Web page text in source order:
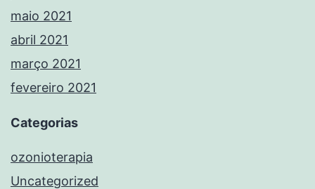
maio 2021
abril 2021
março 2021
fevereiro 2021
Categorias
ozonioterapia
Uncategorized